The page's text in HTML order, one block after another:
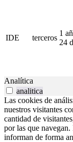
IDE terceros
1
24
Analítica
analitica
Las cookies de
nuestros visitantes
cantidad de
por las que
informan de forma